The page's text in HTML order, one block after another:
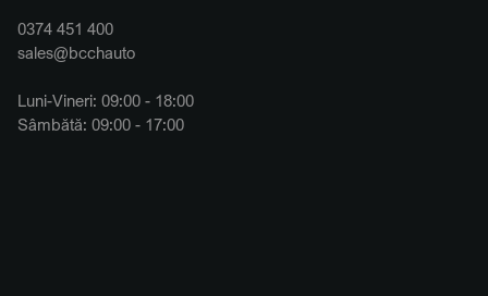
0374 451 400
sales@bcchauto
Luni-Vineri: 09:00 - 18:00
Sâmbătă: 09:00 - 17:00